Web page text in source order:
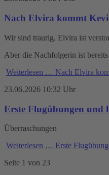
Nach Elvira kommt
Wir sind traurig, Elvira ist
Aber die Nachfolgerin ist
Weiterlesen … Nach Elvira
23.06.2026 10:32 Uhr
Erste Flugübungen und
Überraschungen
Weiterlesen … Erste
Seite 1 von 23